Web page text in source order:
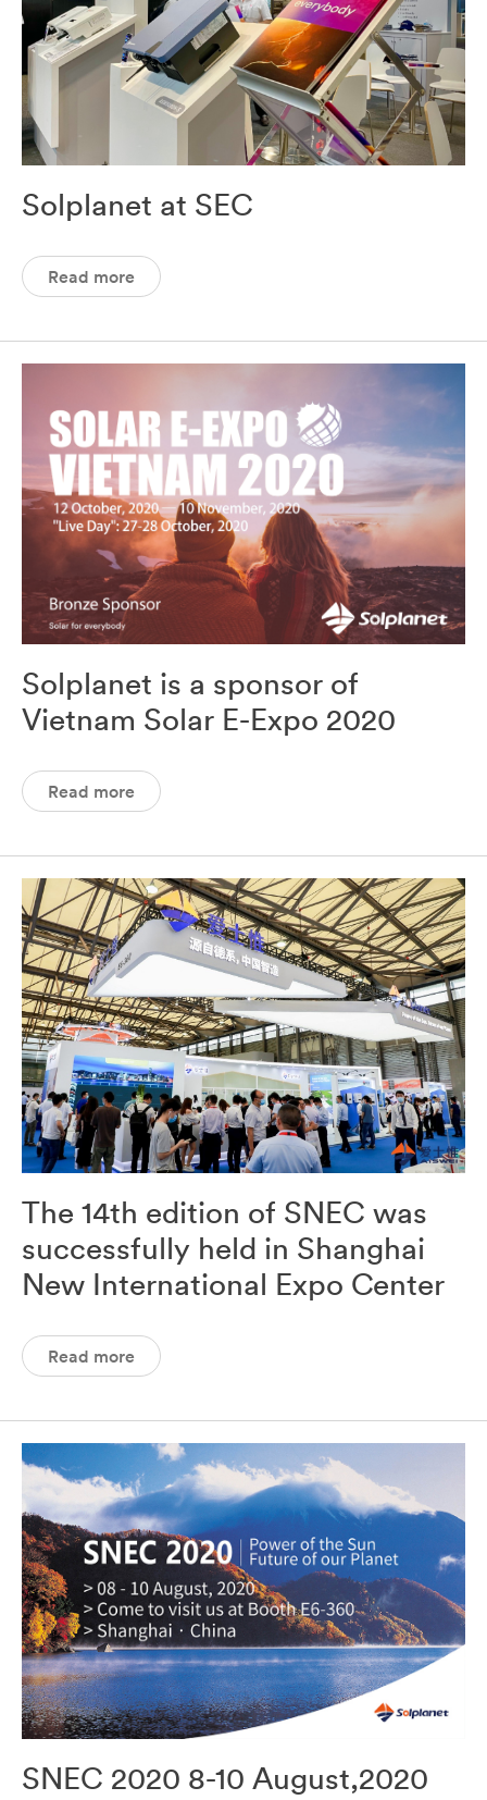
Solplanet at SEC
Read more
Solplanet is a sponsor of
Vietnam Solar E-Expo 2020
Read more
The 14th edition of SNEC was
successfully held in Shanghai
New International Expo Center
Read more
SNEC 2020 8-10 August,2020